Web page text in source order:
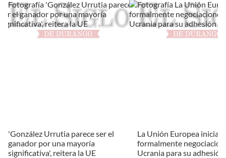
'González Urrutia parece ser el
ganador por una mayoría
significativa', reitera la UE
La Unión Europea inicia
formalmente
Ucrania para su